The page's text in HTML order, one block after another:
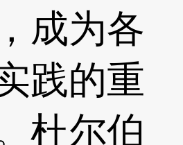
成为各
践的重
杜尔伯